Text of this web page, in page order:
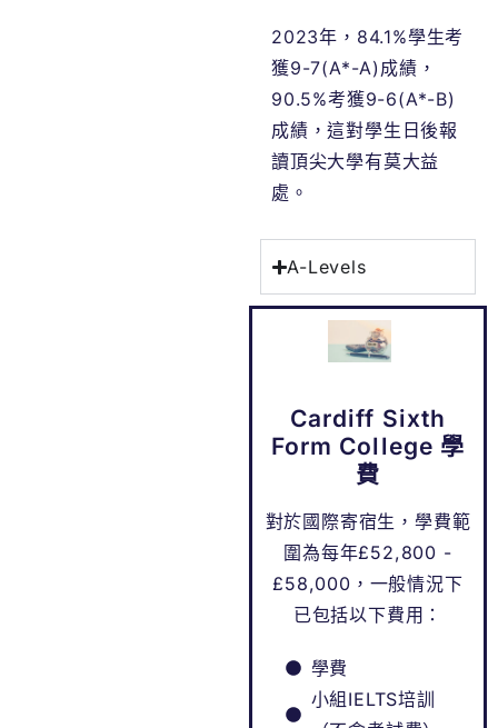
2023年，84.1%學生考
獲9-7(A*-A)成績，
90.5%考獲9-6(A*-B)
成績，這對學生日後報
讀頂尖大學有莫大益
處。
A-Levels
Cardiff Sixth
Form College 學
費
對於國際寄宿生，學費範
圍為每年£52,800 -
£58,000，一般情況下
已包括以下費用：
學費
小組IELTS培訓